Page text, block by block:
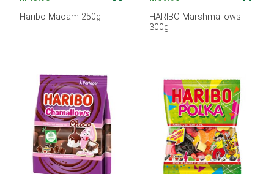
Haribo Maoam 250g
HARIBO Marshmallows
300g